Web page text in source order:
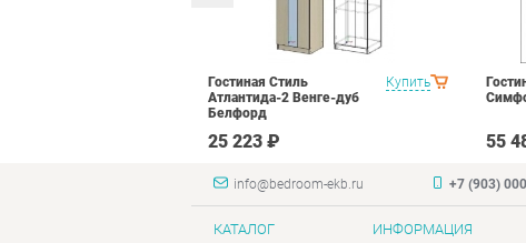
Купить
Гостиная Стиль
Атлантида-2 Венге-дуб
Белфорд
25 223 ₽ 55
info@bedroom-ekb.ru +7 (903)
КАТАЛОГ ИНФОРМАЦИЯ